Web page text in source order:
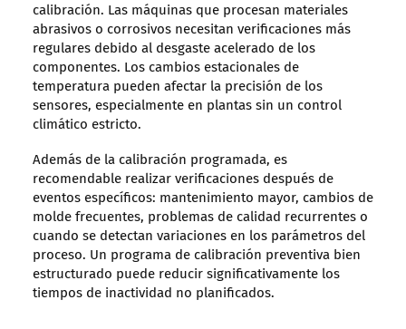
calibración. Las máquinas que procesan materiales
abrasivos o corrosivos necesitan verificaciones más
regulares debido al desgaste acelerado de los
componentes. Los cambios estacionales de
temperatura pueden afectar la precisión de los
sensores, especialmente en plantas sin un control
climático estricto.
Además de la calibración programada, es
recomendable realizar verificaciones después de
eventos específicos: mantenimiento mayor, cambios de
molde frecuentes, problemas de calidad recurrentes o
cuando se detectan variaciones en los parámetros del
proceso. Un programa de calibración preventiva bien
estructurado puede reducir significativamente los
tiempos de inactividad no planificados.